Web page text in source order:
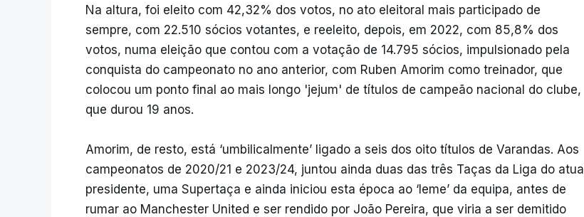
Na altura, foi eleito com 42,32% dos votos, no ato eleitoral mais participado de
sempre, com 22.510 sócios votantes, e reeleito, depois, em 2022, com 85,8% dos
votos, numa eleição que contou com a votação de 14.795 sócios, impulsionado pela
conquista do campeonato no ano anterior, com Ruben Amorim como treinador, que
colocou um ponto final ao mais longo 'jejum' de títulos de campeão nacional do clube,
que durou 19 anos.
Amorim, de resto, está ‘umbilicalmente’ ligado a seis dos oito títulos de Varandas. Aos
campeonatos de 2020/21 e 2023/24, juntou ainda duas das três Taças da Liga do atual
presidente, uma Supertaça e ainda iniciou esta época ao ‘leme’ da equipa, antes de
rumar ao Manchester United e ser rendido por João Pereira, que viria a ser demitido